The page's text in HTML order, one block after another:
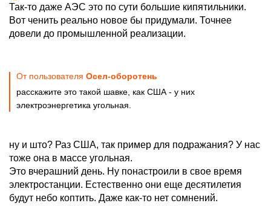
Так-то даже АЭС это по сути большие кипятильники.
Вот ченить реально новое бы придумали. Точнее
довели до промышленной реализации.
От пользователя Осел-оборотень
расскажите это такой шавке, как США - у них
электроэнергетика угольная.
ну и што? Раз США, так пример для подражания? У нас
тоже она в массе угольная.
Это вчерашний день. Ну понастроили в свое время
электростанции. Естественно они еще десятилетия
будут небо коптить. Даже как-то нет сомнений.